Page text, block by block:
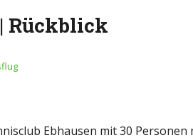
Rückblick
Ebhausen mit 30